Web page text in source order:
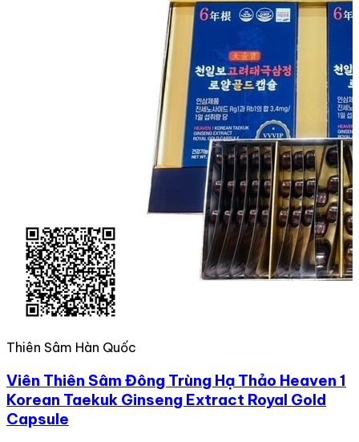
Thiên Sâm Hàn Quốc
Viên Thiên Sâm Đông Trùng Hạ Thảo Heaven 1
Korean Taekuk Ginseng Extract Royal Gold
Capsule